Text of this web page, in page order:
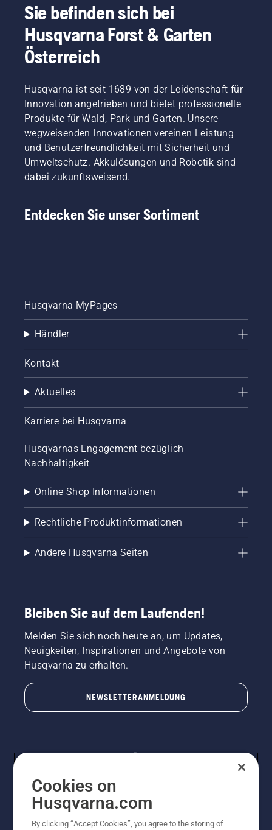
Sie befinden sich bei
Husqvarna Forst & Garten
Österreich
Husqvarna ist seit 1689 von der Leidenschaft für
Innovation angetrieben und bietet professionelle
Produkte für Wald, Park und Garten. Unsere
wegweisenden Innovationen vereinen Leistung
und Benutzerfreundlichkeit mit Sicherheit und
Umweltschutz. Akkulösungen und Robotik sind
dabei zukunftsweisend.
Entdecken Sie unser Sortiment
Husqvarna MyPages
Händler
Kontakt
Aktuelles
Karriere bei Husqvarna
Husqvarnas Engagement bezüglich
Nachhaltigkeit
Online Shop Informationen
Rechtliche Produktinformationen
Andere Husqvarna Seiten
Bleiben Sie auf dem Laufenden!
Melden Sie sich noch heute an, um Updates,
Neuigkeiten, Inspirationen und Angebote von
Husqvarna zu erhalten.
NEWSLETTERANMELDUNG
© Husqvarna AB (publ). Alle Rechte vorbehalten.
Cookies on
Husqvarna.com
By clicking “Accept Cookies”, you agree to the storing of